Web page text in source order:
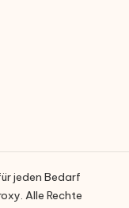
jeden Bedarf
Alle Rechte